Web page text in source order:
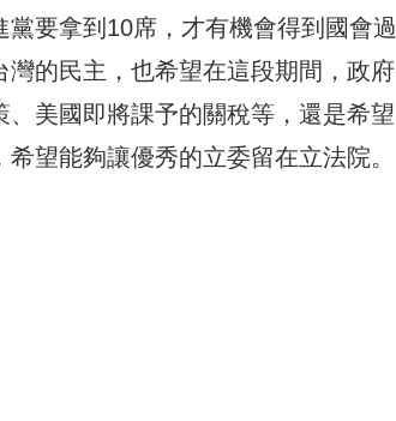
要拿到10席，才有機會得到國會過
的民主，也希望在這段期間，政府
美國即將課予的關稅等，還是希望
望能夠讓優秀的立委留在立法院。